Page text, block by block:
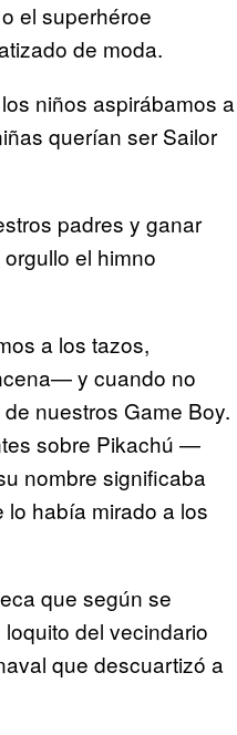
el superhéroe
de moda.
niños aspirábamos a
querían ser Sailor
padres y ganar
el himno
a los tazos,
y cuando no
nuestros Game Boy.
sobre Pikachú —
nombre significaba
había mirado a los
que según se
del vecindario
que descuartizó a